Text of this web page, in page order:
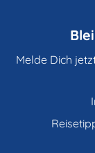
Melde Dich